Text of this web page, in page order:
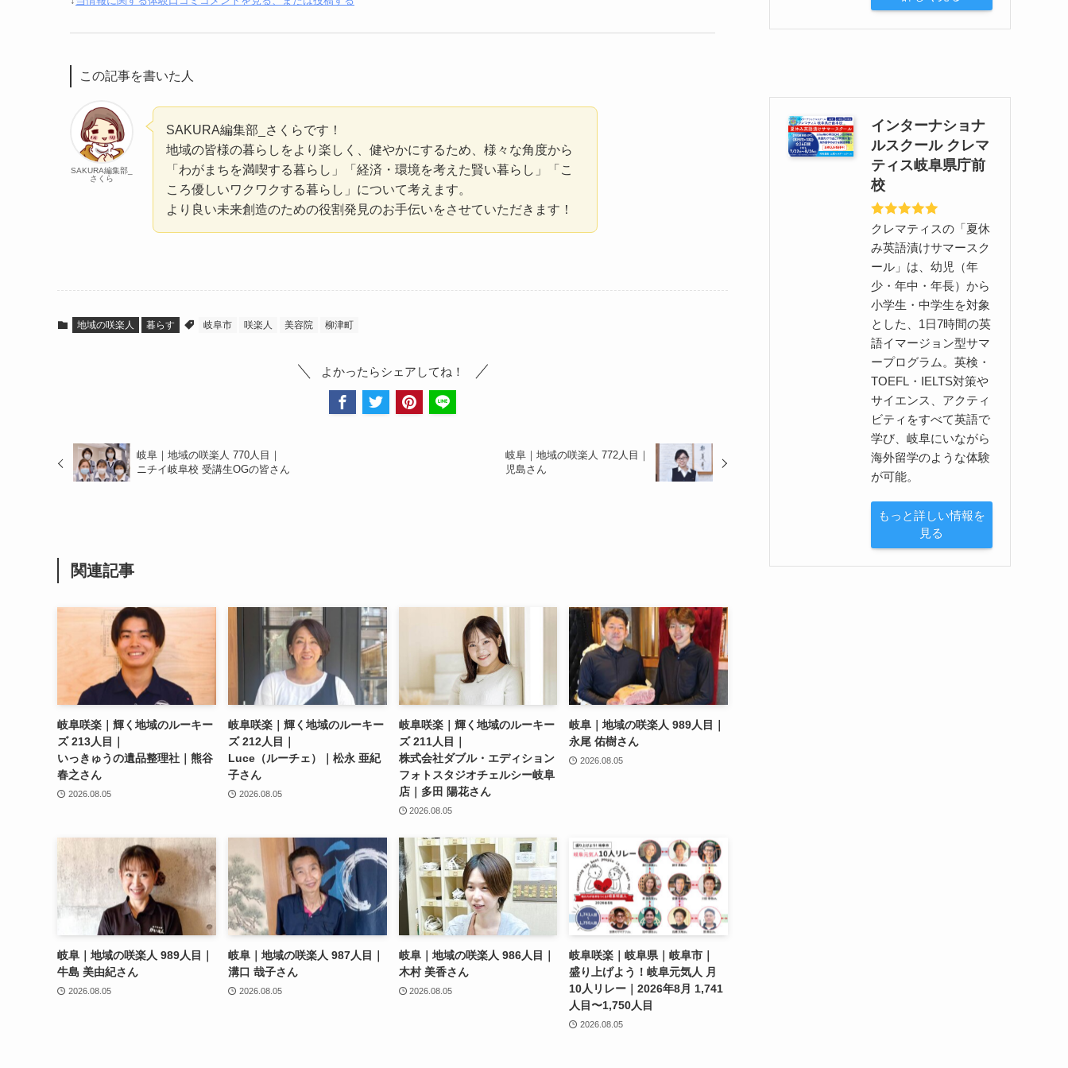
この記事を書いた人
SAKURA編集部_
さくら
SAKURA編集部_さくらです！
地域の皆様の暮らしをより楽しく、健やかにするため、様々な角度から
「わがまちを満喫する暮らし」「経済・環境を考えた賢い暮らし」「こ
ころ優しいワクワクする暮らし」について考えます。
より良い未来創造のための役割発見のお手伝いをさせていただきます！
地域の咲楽人 暮らす 岐阜市 咲楽人 美容院 柳津町
よかったらシェアしてね！
岐阜｜地域の咲楽人 770人目｜
ニチイ岐阜校 受講生OGの皆さん
岐阜｜地域の咲楽人 772人目｜
児島さん
関連記事
岐阜咲楽｜輝く地域のルーキー
ズ 213人目｜
いっきゅうの遺品整理社｜熊谷
春之さん
2026.08.05
岐阜咲楽｜輝く地域のルーキー
ズ 212人目｜
Luce（ルーチェ）｜松永 亜紀
子さん
2026.08.05
岐阜咲楽｜輝く地域のルーキー
ズ 211人目｜
株式会社ダブル・エディション
フォトスタジオチェルシー岐阜
店｜多田 陽花さん
2026.08.05
岐阜｜地域の咲楽人 989人目｜
永尾 佑樹さん
2026.08.05
岐阜｜地域の咲楽人 989人目｜
牛島 美由紀さん
2026.08.05
岐阜｜地域の咲楽人 987人目｜
溝口 哉子さん
2026.08.05
岐阜｜地域の咲楽人 986人目｜
木村 美香さん
2026.08.05
岐阜咲楽｜岐阜県｜岐阜市｜
盛り上げよう！岐阜元気人 月
10人リレー｜2026年8月 1,741
人目〜1,750人目
2026.08.05
インターナショナ
ルスクール クレマ
ティス岐阜県庁前
校
クレマティスの「夏休
み英語漬けサマースク
ール」は、幼児（年
少・年中・年長）から
小学生・中学生を対象
とした、1日7時間の英
語イマージョン型サマ
ープログラム。英検・
TOEFL・IELTS対策や
サイエンス、アクティ
ビティをすべて英語で
学び、岐阜にいながら
海外留学のような体験
が可能。
もっと詳しい情報を
見る